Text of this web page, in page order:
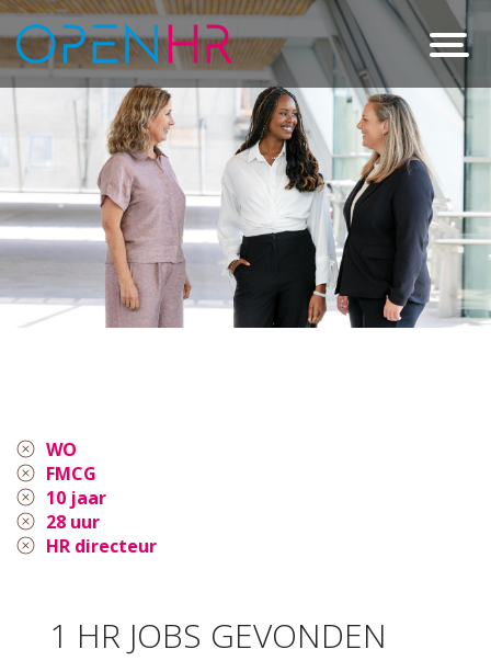
WO
FMCG
10 jaar
28 uur
HR directeur
1 HR JOBS GEVONDEN